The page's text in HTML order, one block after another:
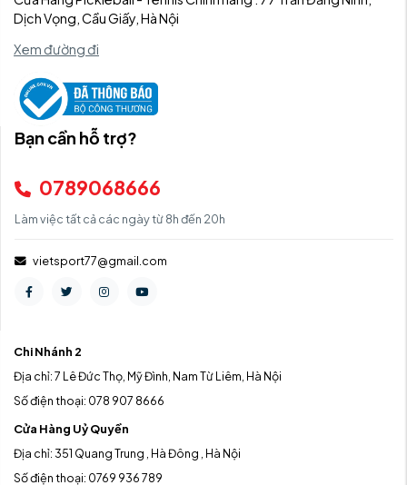
Dịch Vọng, Cầu Giấy, Hà Nội
Xem đường đi
Bạn cần hỗ trợ?
0789068666
Làm việc tất cả các ngày từ 8h đến 20h
vietsport77@gmail.com
Chi Nhánh 2
Địa chỉ: 7 Lê Đức Thọ, Mỹ Đình, Nam Từ Liêm, Hà Nội
Số điện thoại: 078 907 8666
Cửa Hàng Uỷ Quyền
Địa chỉ: 351 Quang Trung , Hà Đông , Hà Nội
Số điện thoại: 0769 936 789